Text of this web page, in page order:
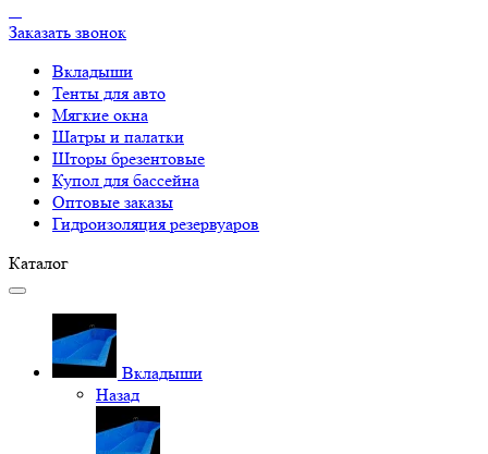
Заказать звонок
Вкладыши
Тенты для авто
Мягкие окна
Шатры и палатки
Шторы брезентовые
Купол для бассейна
Оптовые заказы
Гидроизоляция резервуаров
Каталог
Вкладыши
Назад